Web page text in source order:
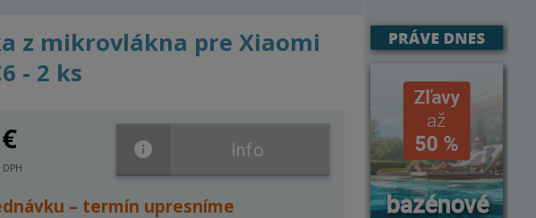
z mikrovlákna pre Xiaomi
- 2 ks
Info
– termín upresníme